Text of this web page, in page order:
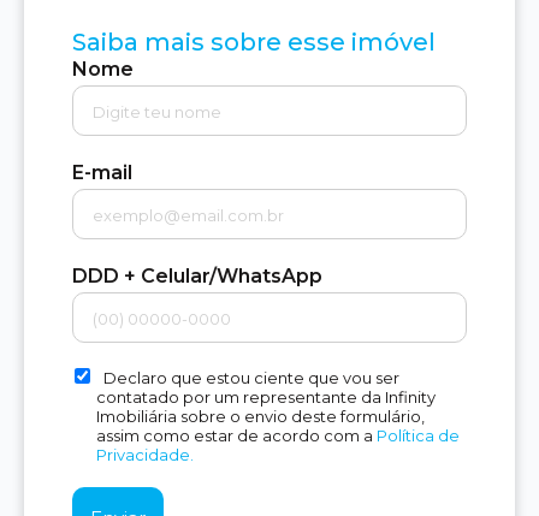
Saiba mais sobre esse imóvel
Nome
E-mail
DDD + Celular/WhatsApp
Declaro que estou ciente que vou ser
contatado por um representante da Infinity
Imobiliária sobre o envio deste formulário,
assim como estar de acordo com a Política de
Privacidade.